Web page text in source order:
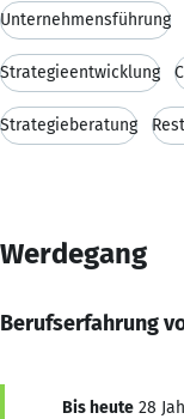
Unternehmensführung
Strategieentwicklung
Strategieberatung
Werdegang
Berufserfahrung
Bis heute 28